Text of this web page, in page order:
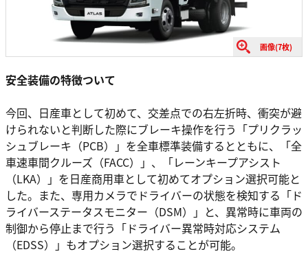
画像(7枚)
安全装備の特徴ついて
今回、日産車として初めて、交差点での右左折時、衝突が避
けられないと判断した際にブレーキ操作を行う「プリクラッ
シュブレーキ（PCB）」を全車標準装備するとともに、「全
車速車間クルーズ（FACC）」、「レーンキープアシスト
（LKA）」を日産商用車として初めてオプション選択可能と
した。また、専用カメラでドライバーの状態を検知する「ド
ライバーステータスモニター（DSM）」と、異常時に車両の
制御から停止まで行う「ドライバー異常時対応システム
（EDSS）」もオプション選択することが可能。